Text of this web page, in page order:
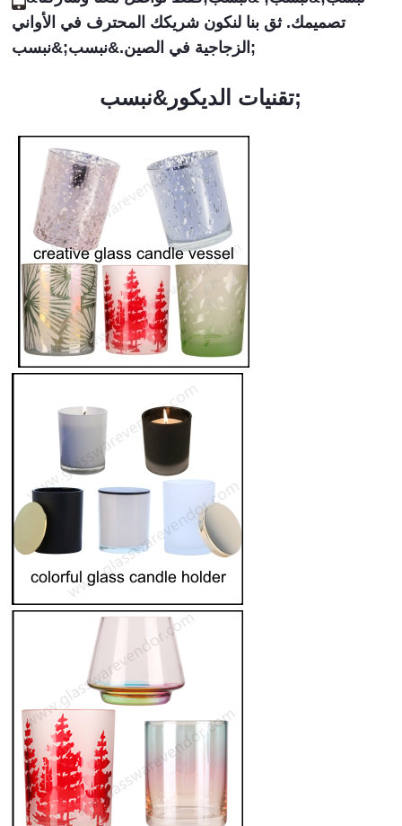
تصميمك. ثق بنا لنكون شريكك المحترف في الأواني
الزجاجية في الصين.&نبسب;&نبسب;
تقنيات الديكور&نبسب;